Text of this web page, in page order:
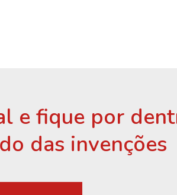
e fique por
das invenções